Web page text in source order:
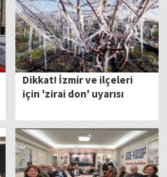
Dikkat! İzmir ve ilçeleri
için 'zirai don' uyarısı